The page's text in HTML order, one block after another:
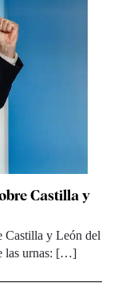
Castilla y
Castilla y León del
las urnas: […]